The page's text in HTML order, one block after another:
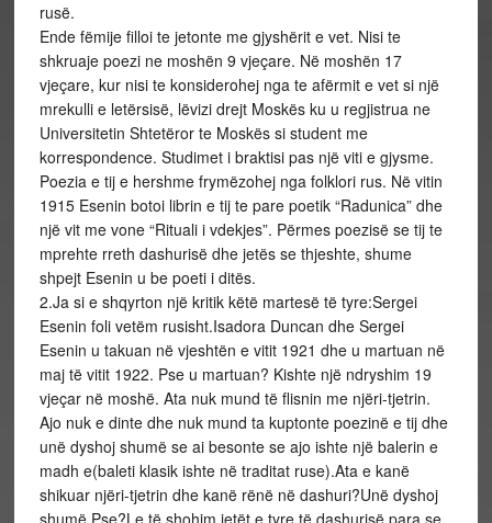
rusë.
Ende fëmije filloi te jetonte me gjyshërit e vet. Nisi te
shkruaje poezi ne moshën 9 vjeçare. Në moshën 17
vjeçare, kur nisi te konsiderohej nga te afërmit e vet si një
mrekulli e letërsisë, lëvizi drejt Moskës ku u regjistrua ne
Universitetin Shtetëror te Moskës si student me
korrespondence. Studimet i braktisi pas një viti e gjysme.
Poezia e tij e hershme frymëzohej nga folklori rus. Në vitin
1915 Esenin botoi librin e tij te pare poetik “Radunica” dhe
një vit me vone “Rituali i vdekjes”. Përmes poezisë se tij te
mprehte rreth dashurisë dhe jetës se thjeshte, shume
shpejt Esenin u be poeti i ditës.
2.Ja si e shqyrton një kritik këtë martesë të tyre:Sergei
Esenin foli vetëm rusisht.Isadora Duncan dhe Sergei
Esenin u takuan në vjeshtën e vitit 1921 dhe u martuan në
maj të vitit 1922. Pse u martuan? Kishte një ndryshim 19
vjeçar në moshë. Ata nuk mund të flisnin me njëri-tjetrin.
Ajo nuk e dinte dhe nuk mund ta kuptonte poezinë e tij dhe
unë dyshoj shumë se ai besonte se ajo ishte një balerin e
madh e(baleti klasik ishte në traditat ruse).Ata e kanë
shikuar njëri-tjetrin dhe kanë rënë në dashuri?Unë dyshoj
shumë.Pse?Le të shohim jetët e tyre të dashurisë para se